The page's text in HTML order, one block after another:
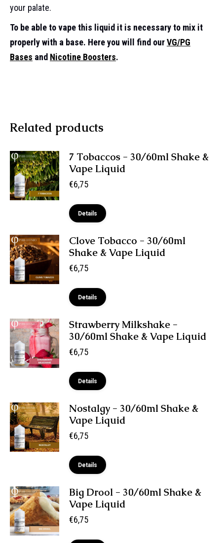
your palate.
To be able to vape this liquid it is necessary to mix it
properly with a base. Here you will find ourVG/PG
Bases and Nicotine Boosters.
Related products
7 Tobaccos - 30/60ml Shake &
Vape Liquid
€6,75
Details
Clove Tobacco - 30/60ml
Shake & Vape Liquid
€6,75
Details
Strawberry Milkshake -
30/60ml Shake & Vape Liquid
€6,75
Details
Nostalgy - 30/60ml Shake &
Vape Liquid
€6,75
Details
Big Drool - 30/60ml Shake &
Vape Liquid
€6,75